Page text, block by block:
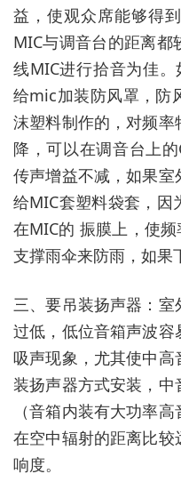
益，使观众席能够得
MIC与调音台的距离都
线MIC进行拾音为佳
给mic加装防风罩，防
沫塑料制作的，对频
降，可以在调音台上
传声增益不减，如果
给MIC套塑料袋套，因
在MIC的 振膜上，使
支撑雨伞来防雨，如果
三、要吊装扬声器：
过低，低位音箱声波
吸声现象，尤其使中
装扬声器方式安装，
（音箱内装有大功率
在空中辐射的距离比
响度。